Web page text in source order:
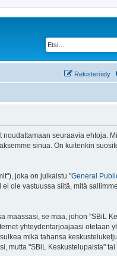
Rekisteröidy
seuraavia ehtoja.
sinua. On kuitenkin
joka on julkaistu "General
ole vastuussa siitä, mitä
maassasi, se maa, johon "SBiL
yhteydentarjoajaasi otetaan
mikä tahansa
mutta "SBiL Keskustelupalsta"